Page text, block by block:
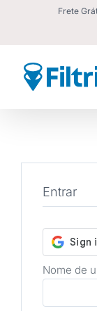
conteúdo
Frete
Entrar
Nome de